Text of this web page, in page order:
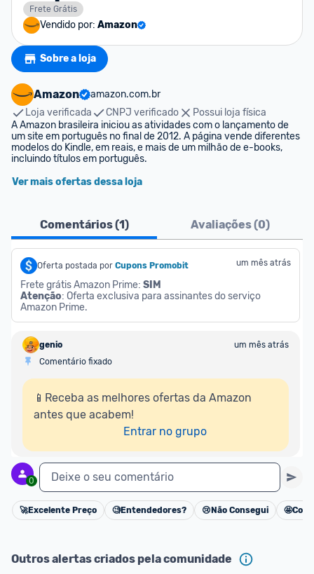
Frete Grátis
Vendido por: Amazon
Sobre a loja
Amazon
amazon.com.br
Loja verificada
CNPJ verificado
Possui loja física
A Amazon brasileira iniciou as atividades com o lançamento de
um site em português no final de 2012. A página vende diferentes
modelos do Kindle, em reais, e mais de um milhão de e-books,
incluindo títulos em português.
Ver mais ofertas dessa loja
Comentários (1) Avaliações (0)
Oferta postada por Cupons Promobit um mês atrás
Frete grátis Amazon Prime: SIM
Atenção: Oferta exclusiva para assinantes do serviço
Amazon Prime.
genio
um mês atrás
Comentário fixado
📱Receba as melhores ofertas da Amazon
antes que acabem!
Entrar no grupo
0 Deixe o seu comentário
Cancelar
🚀Excelente Preço 🧐Entendedores? 😢 Não Consegui 🤩
Outros alertas criados pela comunidade